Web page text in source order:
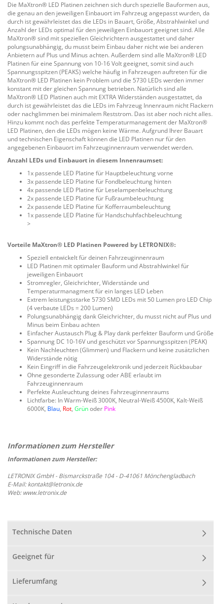
Die MaXtron® LED Platinen zeichnen sich durch spezielle Bauformen aus,
die genau an den jeweiligen Einbauort im Fahrzeug angepasst wurden, da
durch ist gewährleistet das die LEDs in Bauart, Größe, Abstrahlwinkel und
Anzahl der LEDs optimal für den jeweiligen Einbauort geeignet sind. Alle
MaXtron® sind mit speziellen Gleichrichtern ausgestattet und daher
polungsunabhängig, du musst beim Einbau daher nicht wie bei anderen
Anbietern auf Plus und Minus achten. Außerdem sind alle MaXtron® LED
Platinen für eine Spannung von 10-16 Volt geeignet, somit sind auch
Spannungsspitzen (PEAKS) welche häufig in Fahrzeugen auftreten für die
MaXtron® LED Platinen kein Problem und die 5730 LEDs werden immer
konstant mit der gleichen Spannung betrieben. Natürlich sind alle
MaXtron® LED Platinen auch mit EXTRA Widerständen ausgestattet, da
durch ist gewährleistet das die LEDs im Fahrzeug Innenraum nicht Flackern
oder nachglimmen bei minimalem Reststrom. Das ist aber noch nicht alles.
Hinzu kommt noch das perfekte Temperaturmanagement der MaXtron®
LED Platinen, den die LEDs mögen keine Wärme. Aufgrund Ihrer Bauart
und technischen Eigenschaft können die LED Platinen nur für den
angegebenen Einbauort im Fahrzeuginnenraum verwendet werden.
Anzahl LEDs und Einbauort in diesem Innenraumset:
1x passende LED Platine für Hauptbeleuchtung vorne
3x passende LED Platine für Fondbeleuchtung hinten
4x passende LED Platine für Leselampenbeleuchtung
2x passende LED Platine für Fußraumbeleuchtung
2x passende LED Platine für Kofferraumbeleuchtung
1x passende LED Platine für Handschuhfachbeleuchtung
>
Vorteile MaXtron® LED Platinen Powered by LETRONIX®:
Speziell entwickelt für deinen Fahrzeuginnenraum
LED Platinen mit optimaler Bauform und Abstrahlwinkel für
jeweiligen Einbauort
Stromregler, Gleichrichter, Widerstände und
Temperaturmanagment für ein langes LED Leben
Extrem leistungsstarke 5730 SMD LEDs mit 50 Lumen pro LED Chip
(4 verbaute LEDs = 200 Lumen)
Polungsunabhängig dank Gleichrichter, du musst nicht auf Plus und
Minus beim Einbau achten
Einfacher Austausch Plug & Play dank perfekter Bauform und Größe
Spannung DC 10-16V und geschützt vor Spannungsspitzen (PEAK)
Kein Nachleuchten (Glimmen) und Flackern und keine zusätzlichen
Widerstände nötig
Kein Eingriff in die Fahrzeugelektronik und jederzeit Rückbaubar
Ohne gesonderte Zulassung oder ABE erlaubt im
Fahrzeuginnenraum
Perfekte Ausleuchtung deines Fahrzeuginnenraums
Lichtfarbe: In Warm-Weiß 3000K, Neutral-Weiß 4500K, Kalt-Weiß
6000K, Blau, Rot, Grünoder Pink
Informationen zum Hersteller:
LETRONIX GmbH - Bismarckstraße 104 - D-41061 Mönchengladbach
E-Mail: kontakt@letronix.de
Web: www.letronix.de
Technische Daten
Geeignet für
Lieferumfang